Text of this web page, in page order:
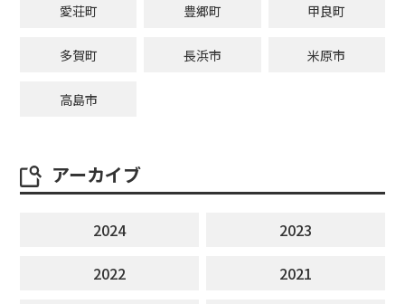
愛荘町 豊郷町 甲良町
多賀町 長浜市 米原市
高島市
アーカイブ
2024
2023
2022
2021